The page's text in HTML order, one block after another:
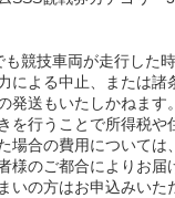
競技車両が走行した
による中止、または
発送もいたしかねます
行うことで所得税や
場合の費用について
様のご都合によりお
いの方はお申込みいた